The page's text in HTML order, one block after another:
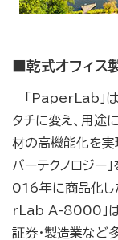
■乾式オフィス
「PaperLab」
タチに変え、用途
材の高機能化を実
バーテクノロジー
016年に商品化し
rLab A-8000」は
証券・製造業など